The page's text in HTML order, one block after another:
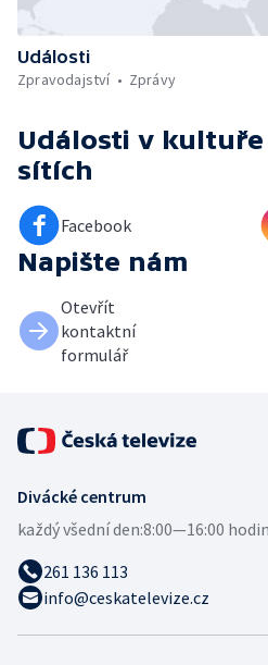
Události
Zpravodajství
Zprávy
Události v kultuře
sítích
Facebook
Napište nám
Otevřít
kontaktní
formulář
Divácké centrum
každý všední den:8:00—16:00 hodin
261 136 113
info@ceskatelevize.cz